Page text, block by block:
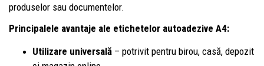
produselor sau documentelor.
Principalele avantaje ale etichetelor autoadezive A4:
Utilizare universală – potrivit pentru birou, casă, depozit